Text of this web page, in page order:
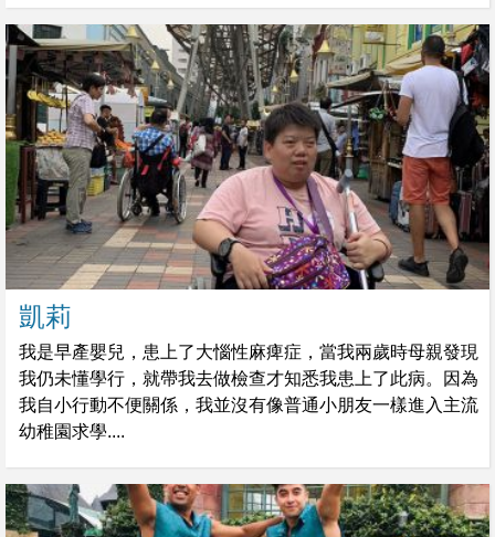
凱莉
我是早產嬰兒，患上了大惱性麻痺症，當我兩歲時母親發現
我仍未懂學行，就帶我去做檢查才知悉我患上了此病。因為
我自小行動不便關係，我並沒有像普通小朋友一樣進入主流
幼稚園求學....